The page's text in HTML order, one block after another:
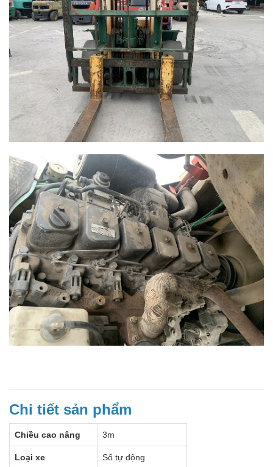
Chi tiết sản phẩm
Chiều cao nâng 3m
Loại xe Số tự động